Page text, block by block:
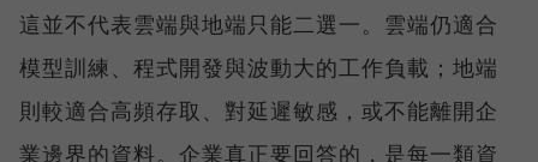
這並不代表雲端與地端只能二選一。雲端仍適合
模型訓練、程式開發與波動大的工作負載；地端
則較適合高頻存取、對延遲敏感，或不能離開企
業邊界的資料。企業真正要回答的，是每一類資